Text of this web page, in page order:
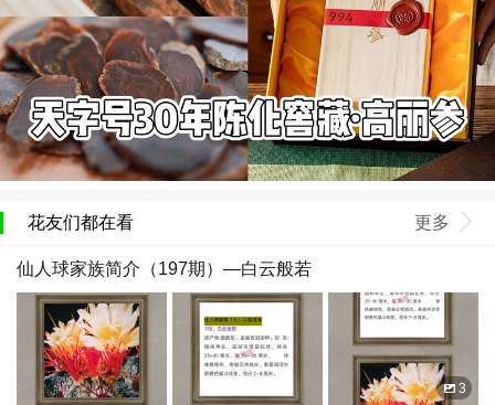
花友们都在看 更多
仙人球家族简介（197期）—白云般若
3